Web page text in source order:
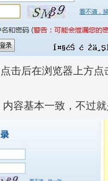
击后在浏览器上方点
容基本一致，不过